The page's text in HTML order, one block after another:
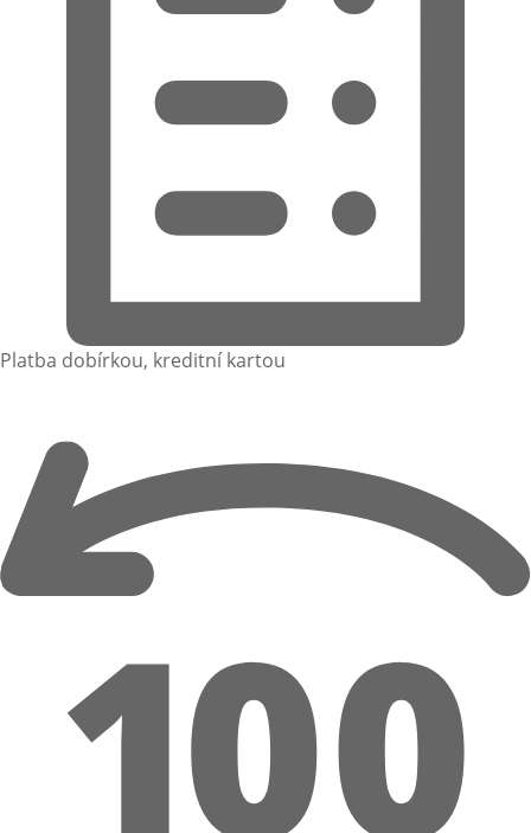
Platba dobírkou, kreditní kartou